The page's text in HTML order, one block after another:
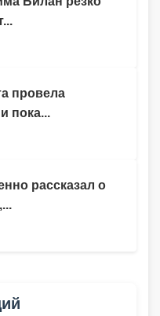
рассказал о
провела
пока...